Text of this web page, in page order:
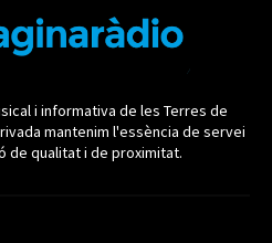
i informativa de les Terres de
mantenim l'essència de servei
de qualitat i de proximitat.